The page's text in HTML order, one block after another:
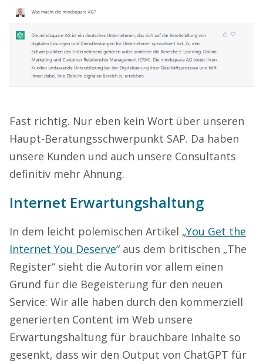
Fast richtig. Nur eben kein Wort über unseren
Haupt-Beratungsschwerpunkt SAP. Da haben
unsere Kunden und auch unsere Consultants
definitiv mehr Ahnung.
Internet Erwartungshaltung
In dem leicht polemischen Artikel „You Get the
Internet You Deserve“ aus dem britischen „The
Register“ sieht die Autorin vor allem einen
Grund für die Begeisterung für den neuen
Service: Wir alle haben durch den kommerziell
generierten Content im Web unsere
Erwartungshaltung für brauchbare Inhalte so
gesenkt, dass wir den Output von ChatGPT für